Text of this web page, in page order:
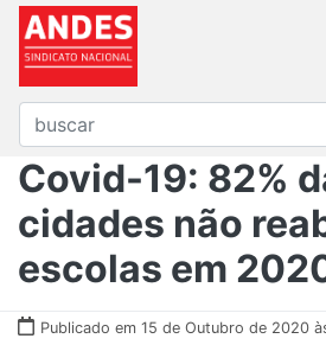
Covid-19: 82%
cidades não
escolas em
Publicado em 15 de Outubro de 2020